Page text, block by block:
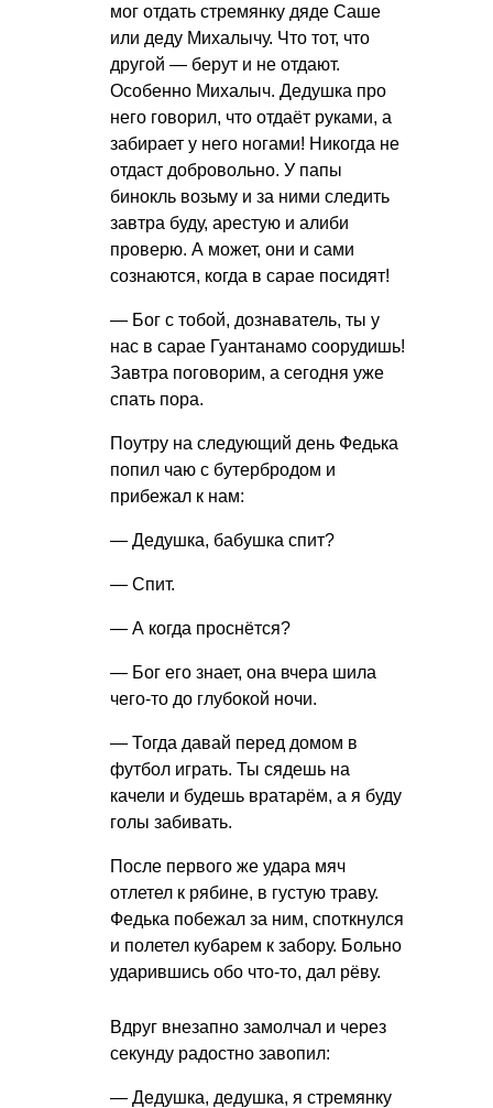
мог отдать стремянку дяде Саше
или деду Михалычу. Что тот, что
другой — берут и не отдают.
Особенно Михалыч. Дедушка про
него говорил, что отдаёт руками, а
забирает у него ногами! Никогда не
отдаст добровольно. У папы
бинокль возьму и за ними следить
завтра буду, арестую и алиби
проверю. А может, они и сами
сознаются, когда в сарае посидят!
— Бог с тобой, дознаватель, ты у
нас в сарае Гуантанамо соорудишь!
Завтра поговорим, а сегодня уже
спать пора.
Поутру на следующий день Федька
попил чаю с бутербродом и
прибежал к нам:
— Дедушка, бабушка спит?
— Спит.
— А когда проснётся?
— Бог его знает, она вчера шила
чего-то до глубокой ночи.
— Тогда давай перед домом в
футбол играть. Ты сядешь на
качели и будешь вратарём, а я буду
голы забивать.
После первого же удара мяч
отлетел к рябине, в густую траву.
Федька побежал за ним, споткнулся
и полетел кубарем к забору. Больно
ударившись обо что-то, дал рёву.
Вдруг внезапно замолчал и через
секунду радостно завопил:
— Дедушка, дедушка, я стремянку